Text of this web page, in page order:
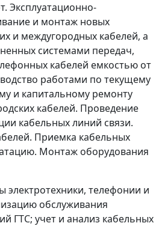
Эксплуатационно-
и монтаж новых
и междугородных кабелей, а
системами передач,
кабелей емкостью от
работами по текущему
и капитальному ремонту
кабелей. Проведение
кабельных линий связи.
Приемка кабельных
Монтаж оборудования
электротехники, телефонии и
обслуживания
ГТС; учет и анализ кабельных